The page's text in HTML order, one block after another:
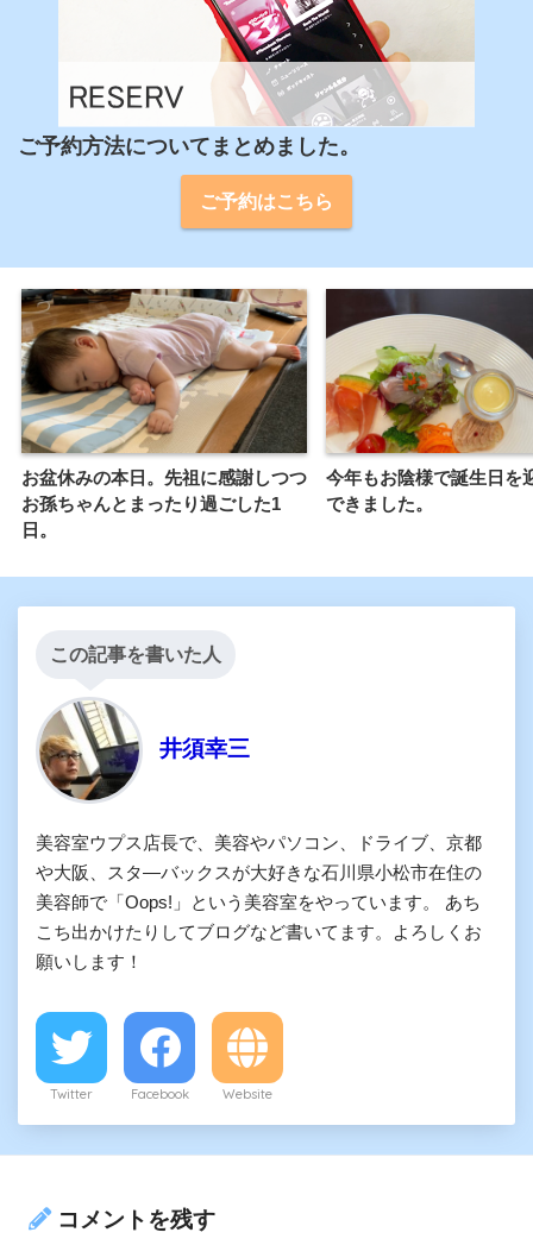
ご予約方法についてまとめました。
ご予約はこちら
お盆休みの本日。先祖に感謝しつつ
お孫ちゃんとまったり過ごした1
日。
今年もお陰様で誕生日を
できました。
この記事を書いた人
井須幸三
美容室ウプス店長で、美容やパソコン、ドライブ、京都
や大阪、スタ―バックスが大好きな石川県小松市在住の
美容師で「Oops!」という美容室をやっています。 あち
こち出かけたりしてブログなど書いてます。よろしくお
願いします！
Twitter Facebook Website
コメントを残す